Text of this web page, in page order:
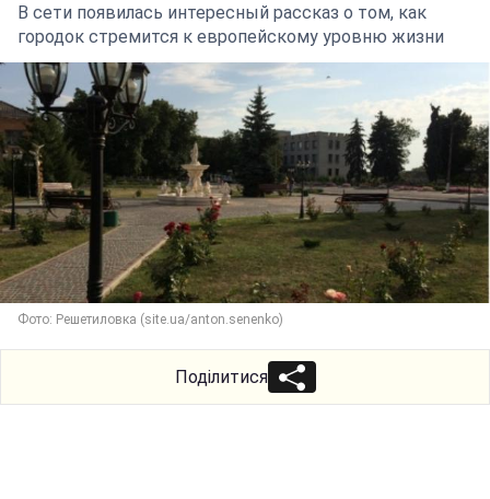
В сети появилась интересный рассказ о том, как
городок стремится к европейскому уровню жизни
Фото: Решетиловка (site.ua/anton.senenko)
Поділитися